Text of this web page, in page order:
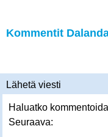
Kommentit
Lähetä viesti
Haluatko
Seuraava: